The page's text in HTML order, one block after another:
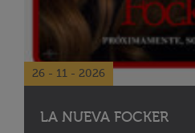
26 - 11 - 2026
LA NUEVA FOCKER